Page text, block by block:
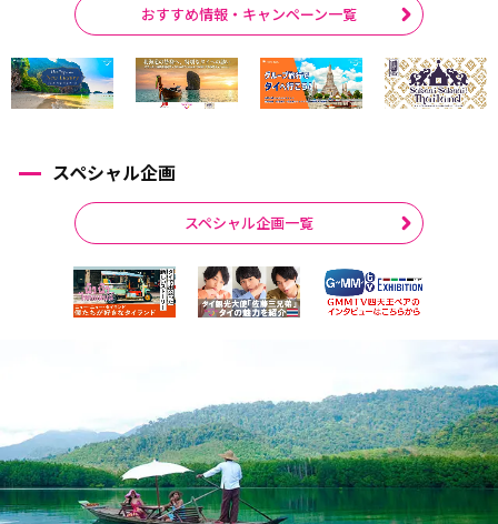
おすすめ情報・キャンペーン一覧
スペシャル企画
スペシャル企画一覧